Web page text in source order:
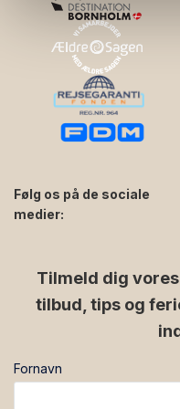
Følg os på de sociale
medier:
Tilmeld dig
tilbud, tips og
Fornavn